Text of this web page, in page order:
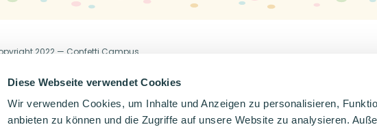
Diese Webseite verwendet Cookies
Wir verwenden Cookies, um Inhalte und Anzeigen zu personalisieren,
anbieten zu können und die Zugriffe auf unsere Website zu analysieren.
2022 — Confetti Campus